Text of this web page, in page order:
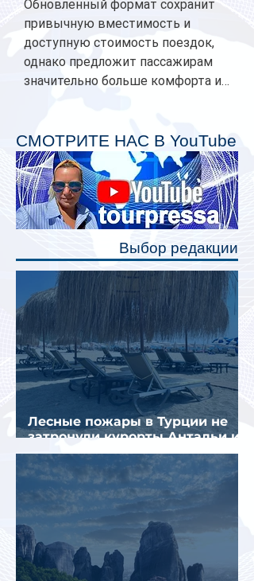
Обновленный формат сохранит
привычную вместимость и
доступную стоимость поездок,
однако предложит пассажирам
значительно больше комфорта и
планируется начать в 2027 году.
Одним из главных нововведений
станут индивидуальные шторки у
каждого спального места. Они
позволят пассажирам закрыть свою
полку во время сна или отдыха,
СМОТРИТЕ НАС В YouTube
Выбор редакции
Лесные пожары в Турции не
затронули курорты Антальи и
Муглы